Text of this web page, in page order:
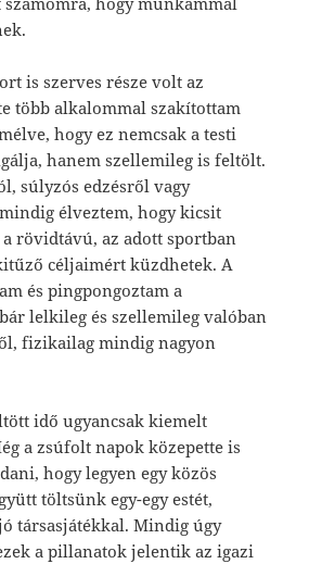
is szerves része volt az
több alkalommal szakítottam
hogy ez nemcsak a testi
hanem szellemileg is feltölt.
súlyzós edzésről vagy
élveztem, hogy kicsit
rövidtávú, az adott sportban
céljaimért küzdhetek. A
és pingpongoztam a
lelkileg és szellemileg valóban
fizikailag mindig nagyon
idő ugyancsak kiemelt
a zsúfolt napok közepette is
hogy legyen egy közös
töltsünk egy-egy estét,
társasjátékkal. Mindig úgy
a pillanatok jelentik az igazi